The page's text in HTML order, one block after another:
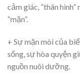
cảm giác, “thân
“mặn”.
+ Sự mặn mòi của
sống, sự hòa quyện
nguồn nuôi dưỡng.